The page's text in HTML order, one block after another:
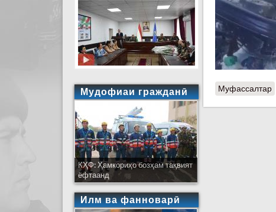
Муфассалтар
Мудофиаи гражданӣ
КҲФ: Ҳамкориҳо бозҳам тақвият
ёфтаанд
Илм ва фанноварӣ